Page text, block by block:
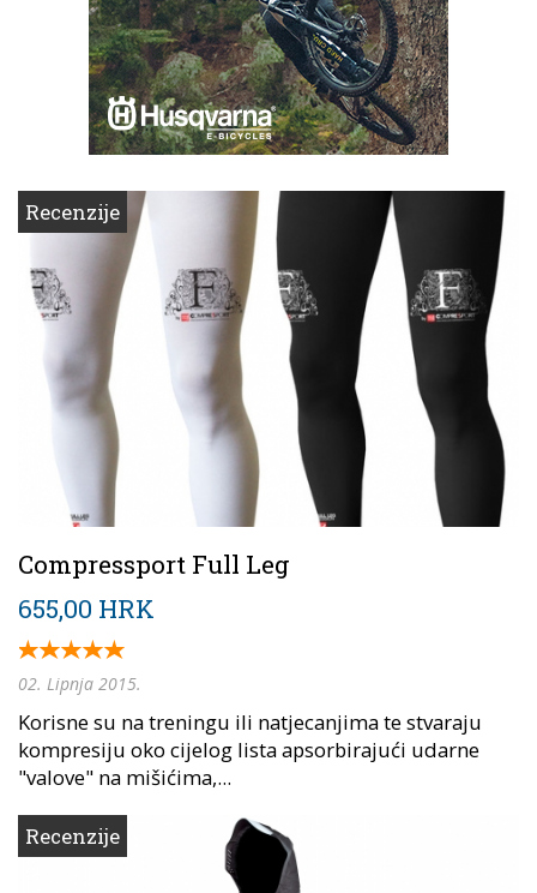
Recenzije
Compressport Full Leg
655,00 HRK
02. Lipnja 2015.
Korisne su na treningu ili natjecanjima te stvaraju
kompresiju oko cijelog lista apsorbirajući udarne
"valove" na mišićima,...
Recenzije